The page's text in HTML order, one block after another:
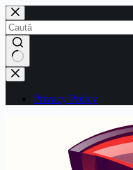
Sari
la
conținut
Niciun
rezultat
Privacy Policy